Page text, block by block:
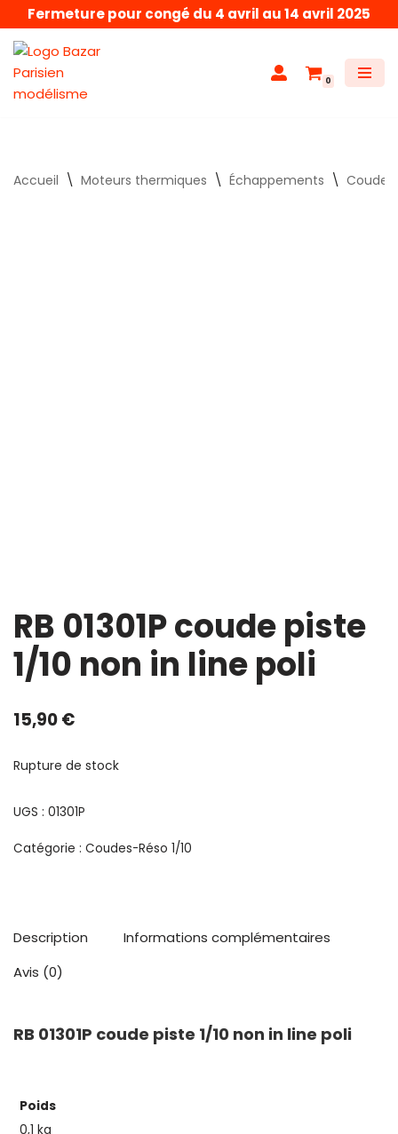
Aller
au
contenu
Fermeture pour congé du 4 avril au 14 avril 2025
0
Accueil \ Moteurs thermiques \ Échappements \
RB 01301P coude piste
1/10 non in line poli
15,90€
Rupture de stock
UGS : 01301P
Catégorie : Coudes-Réso 1/10
Description
Informations complémentaires
Avis (0)
RB 01301P coude piste 1/10 non in line poli
Poids
0,1 kg